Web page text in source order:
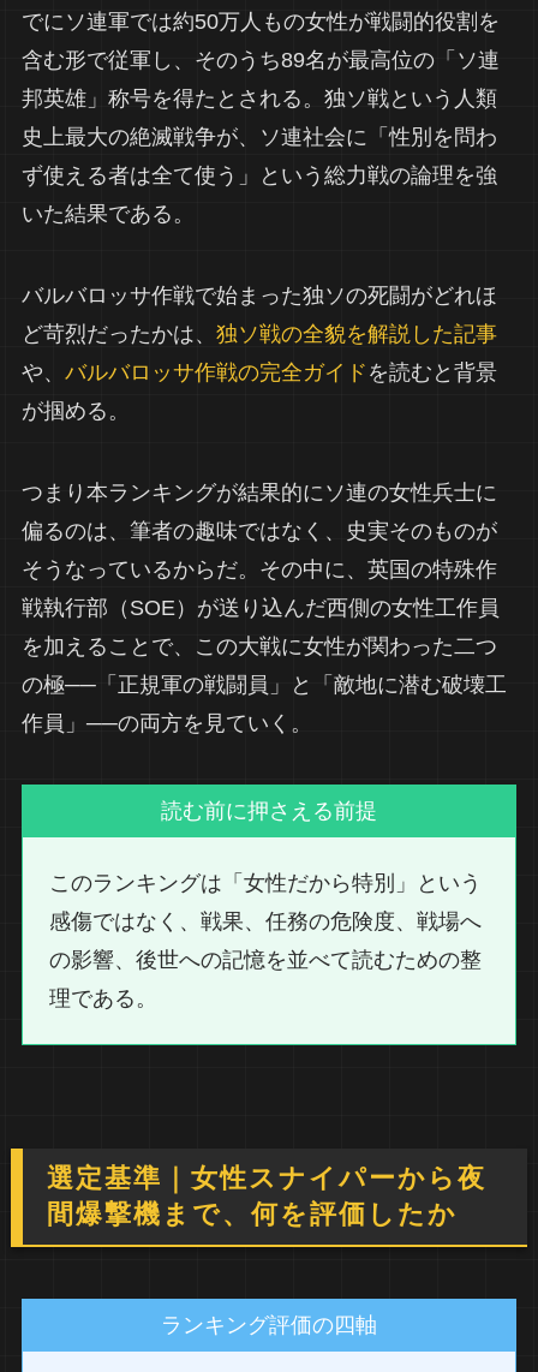
でにソ連軍では約50万人もの女性が戦闘的役割を
含む形で従軍し、そのうち89名が最高位の「ソ連
邦英雄」称号を得たとされる。独ソ戦という人類
史上最大の絶滅戦争が、ソ連社会に「性別を問わ
ず使える者は全て使う」という総力戦の論理を強
いた結果である。
バルバロッサ作戦で始まった独ソの死闘がどれほ
ど苛烈だったかは、 独ソ戦の全貌を解説した記事
や、 バルバロッサ作戦の完全ガイド を読むと背景
が掴める。
つまり本ランキングが結果的にソ連の女性兵士に
偏るのは、筆者の趣味ではなく、史実そのものが
そうなっているからだ。その中に、英国の特殊作
戦執行部（SOE）が送り込んだ西側の女性工作員
を加えることで、この大戦に女性が関わった二つ
の極──「正規軍の戦闘員」と「敵地に潜む破壊工
作員」──の両方を見ていく。
読む前に押さえる前提
このランキングは「女性だから特別」という
感傷ではなく、戦果、任務の危険度、戦場へ
の影響、後世への記憶を並べて読むための整
理である。
選定基準｜女性スナイパーから夜
間爆撃機まで、何を評価したか
ランキング評価の四軸